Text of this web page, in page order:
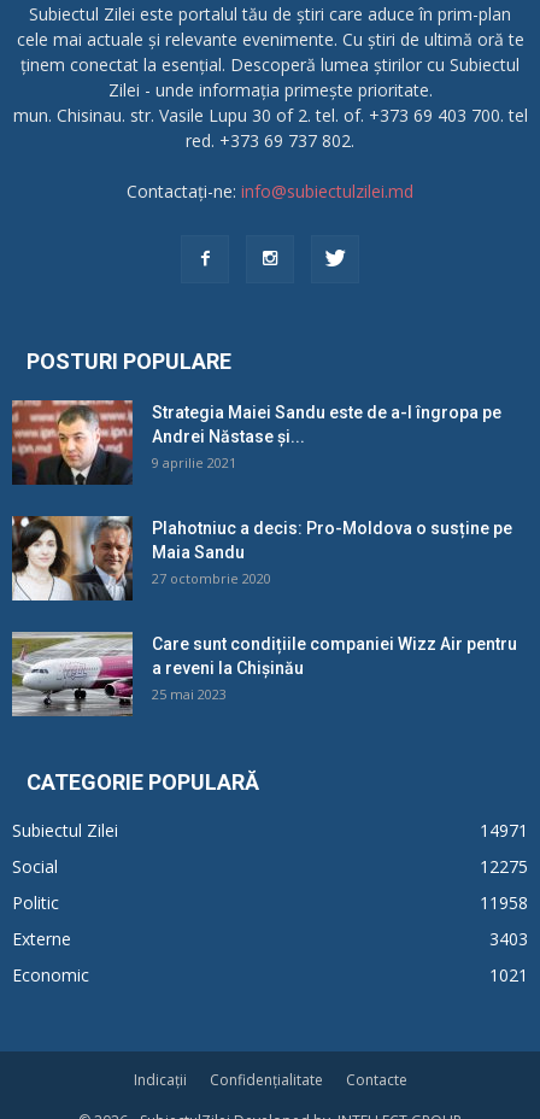
Subiectul Zilei este portalul tău de știri care aduce în prim-plan
cele mai actuale și relevante evenimente. Cu știri de ultimă oră te
ținem conectat la esențial. Descoperă lumea știrilor cu Subiectul
Zilei - unde informația primește prioritate.
mun. Chisinau. str. Vasile Lupu 30 of 2. tel. of. +373 69 403 700. tel
red. +373 69 737 802.
Contactați-ne: info@subiectulzilei.md
POSTURI POPULARE
Strategia Maiei Sandu este de a-l îngropa pe
Andrei Năstase și...
9 aprilie 2021
Plahotniuc a decis: Pro-Moldova o susține pe
Maia Sandu
27 octombrie 2020
Care sunt condițiile companiei Wizz Air pentru
a reveni la Chișinău
25 mai 2023
CATEGORIE POPULARĂ
Subiectul Zilei
14971
Social
12275
Politic
11958
Externe
3403
Economic
1021
Indicații Confidențialitate
Contacte